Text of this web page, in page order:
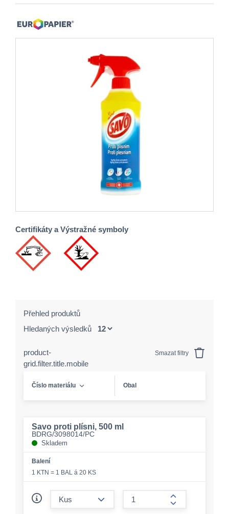
Certifikáty a Výstražné symboly
Přehled produktů
Hledaných výsledků
product-
grid.filter.title.mobile
Smazat filtry
Číslo materiálu Obal
Savo proti plísni, 500 ml
BDRG/3098014/PC
Skladem
Balení
1 KTN = 1 BAL á 20 KS
form.increase-